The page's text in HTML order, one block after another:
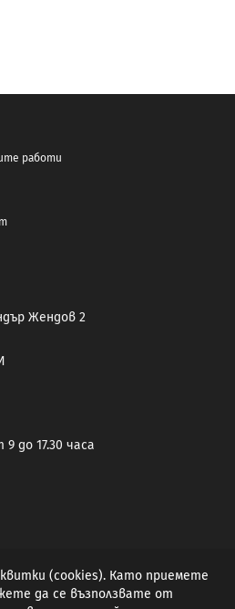
работи
Жендов 2
до 17.30 часа
(cookies). Като приемете
да се възползвате от